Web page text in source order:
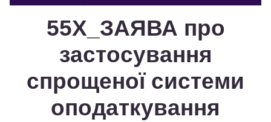
55Х_ЗАЯВА про
застосування
спрощеної системи
оподаткування